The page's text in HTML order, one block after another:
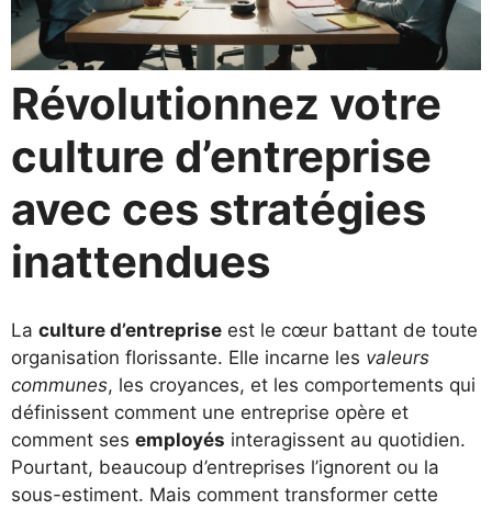
Révolutionnez votre
culture d’entreprise
avec ces stratégies
inattendues
La culture d’entreprise est le cœur battant de toute
organisation florissante. Elle incarne les valeurs
communes, les croyances, et les comportements qui
définissent comment une entreprise opère et
comment ses employés interagissent au quotidien.
Pourtant, beaucoup d’entreprises l’ignorent ou la
sous-estiment. Mais comment transformer cette